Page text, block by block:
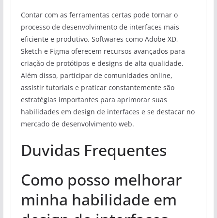
Contar com as ferramentas certas pode tornar o
processo de desenvolvimento de interfaces mais
eficiente e produtivo. Softwares como Adobe XD,
Sketch e Figma oferecem recursos avançados para
criação de protótipos e designs de alta qualidade.
Além disso, participar de comunidades online,
assistir tutoriais e praticar constantemente são
estratégias importantes para aprimorar suas
habilidades em design de interfaces e se destacar no
mercado de desenvolvimento web.
Duvidas Frequentes
Como posso melhorar
minha habilidade em